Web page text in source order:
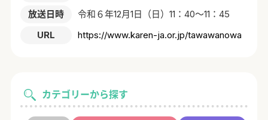
カテゴリーから探す
放送日時
令和６年12月1日（日）11：40～11：45
URL
https://www.karen-ja.or.jp/tawawanowa